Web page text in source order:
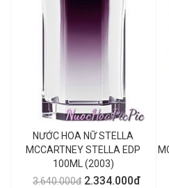
NƯỚC HOA NỮ STELLA
MCCARTNEY STELLA EDP
100ML (2003)
3.640.000đ 2.334.000đ